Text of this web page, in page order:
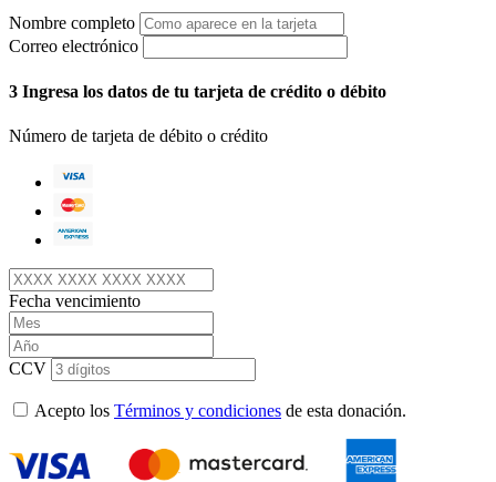
Nombre completo
Correo electrónico
3 Ingresa los datos de tu tarjeta de crédito o débito
Número de tarjeta de débito o crédito
Fecha vencimiento
CCV
Acepto los Términos y condiciones de esta donación.